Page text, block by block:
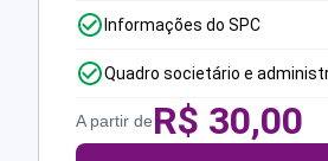
Informações do SPC
Quadro societário e
A partir deR$ 30,00